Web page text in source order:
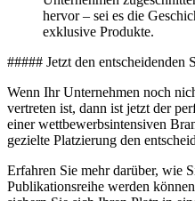
hervor – sei es die
exklusive Produkte.
##### Jetzt den entscheidenden
Wenn Ihr Unternehmen noch
vertreten ist, dann ist jetzt der
einer wettbewerbsintensiven
gezielte Platzierung den
Erfahren Sie mehr darüber, wie
Publikationsreihe werden